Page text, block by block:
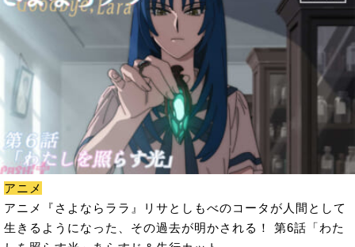
アニメ
アニメ『さよならララ』リサとしもべのコータが人間として
生きるようになった、その過去が明かされる！ 第6話「わた